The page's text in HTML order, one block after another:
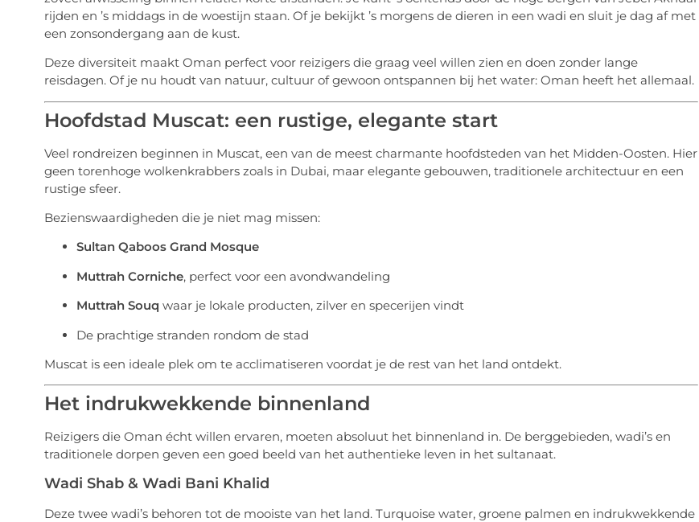
rijden en ’s middags in de woestijn staan. Of je bekijkt ’s morgens de dieren in een wadi en sluit je dag af met
een zonsondergang aan de kust.
Deze diversiteit maakt Oman perfect voor reizigers die graag veel willen zien en doen zonder lange
reisdagen. Of je nu houdt van natuur, cultuur of gewoon ontspannen bij het water: Oman heeft het allemaal.
Hoofdstad Muscat: een rustige, elegante start
Veel rondreizen beginnen in Muscat, een van de meest charmante hoofdsteden van het Midden-Oosten. Hier
geen torenhoge wolkenkrabbers zoals in Dubai, maar elegante gebouwen, traditionele architectuur en een
rustige sfeer.
Bezienswaardigheden die je niet mag missen:
Sultan Qaboos Grand Mosque
Muttrah Corniche, perfect voor een avondwandeling
Muttrah Souq waar je lokale producten, zilver en specerijen vindt
De prachtige stranden rondom de stad
Muscat is een ideale plek om te acclimatiseren voordat je de rest van het land ontdekt.
Het indrukwekkende binnenland
Reizigers die Oman écht willen ervaren, moeten absoluut het binnenland in. De berggebieden, wadi’s en
traditionele dorpen geven een goed beeld van het authentieke leven in het sultanaat.
Wadi Shab & Wadi Bani Khalid
Deze twee wadi’s behoren tot de mooiste van het land. Turquoise water, groene palmen en indrukwekkende